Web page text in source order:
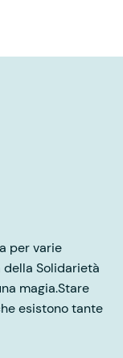
per varie
Solidarietà
magia.Stare
esistono tante